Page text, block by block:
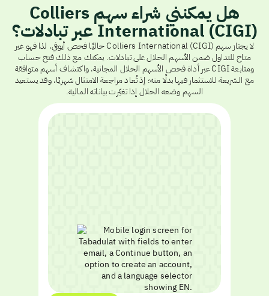
هل يمكنني شراء سهم Colliers
International (CIGI) عبر تبادلات؟
لا يجتاز سهم Colliers International (CIGI) حاليًا فحص أيوفي، لذا فهو غير
متاح للتداول ضمن الأسهم الحلال على تبادلات. يمكنك مع ذلك فتح حساب
ومتابعة CIGI عبر أداة فحص الأسهم الحلال المجانية، واكتشاف أسهم متوافقة
مع الشريعة للاستثمار فيها بدلًا منه؛ إذ تُعاد مراجعة الامتثال شهريًا، وقد يستعيد
السهم وضعه الحلال إذا تغيّرت بياناته المالية.